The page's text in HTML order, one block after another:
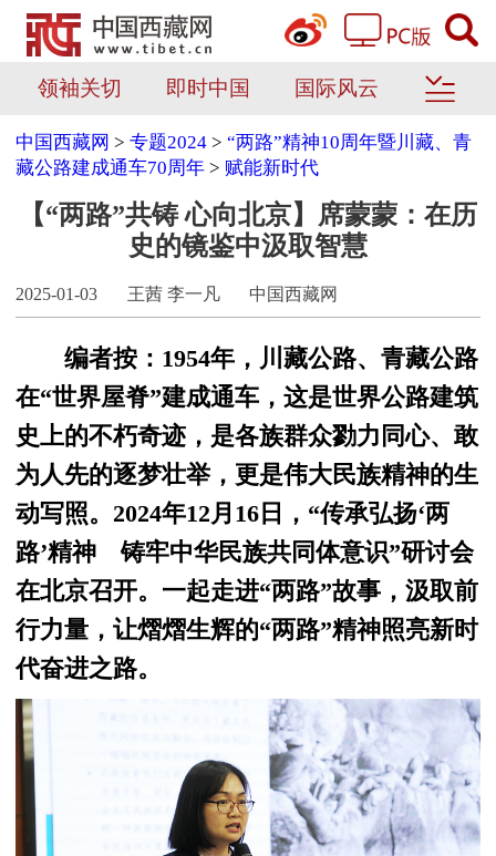
领袖关切 即时中国 国际风云
中国西藏网 >专题2024 >“两路”精神10周年暨川藏、青
藏公路建成通车70周年 > 赋能新时代
【“两路”共铸 心向北京】席蒙蒙：在历
史的镜鉴中汲取智慧
2025-01-03 王茜 李一凡 中国西藏网
编者按：1954年，川藏公路、青藏公路
在“世界屋脊”建成通车，这是世界公路建筑
史上的不朽奇迹，是各族群众勠力同心、敢
为人先的逐梦壮举，更是伟大民族精神的生
动写照。2024年12月16日，“传承弘扬‘两
路’精神 铸牢中华民族共同体意识”研讨会
在北京召开。一起走进“两路”故事，汲取前
行力量，让熠熠生辉的“两路”精神照亮新时
代奋进之路。